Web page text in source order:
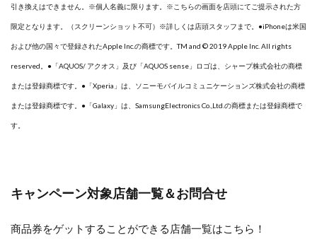
引き換えはできません。※個人名義に限ります。※こちらの画面を店頭にてご提示された方
限定となります。（スクリーンショット不可）※詳しくは店頭スタッフまで。●iPhoneは米国
および他の国々で登録されたApple Inc.の商標です。TM and © 2019 Apple Inc. All rights
reserved。●「AQUOS/ アクオス」及び「AQUOS sense」ロゴは、シャープ株式会社の商標
または登録商標です。●「Xperia」は、ソニーモバイルコミュニケーションズ株式会社の商標
または登録商標です。●「Galaxy」は、SamsungElectronics Co.,Ltd.の商標または登録商標で
す。
キャンペーン対象店舗一覧＆お問合せ
商品券をゲットすることができる店舗一覧はこちら！